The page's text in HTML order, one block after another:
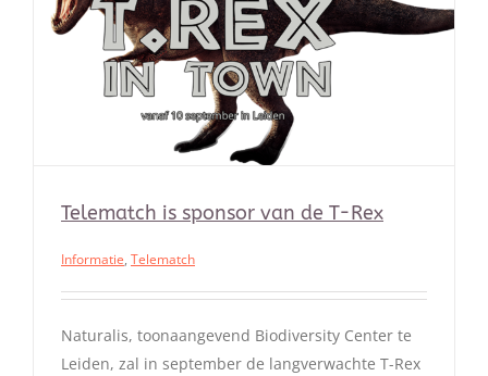
Telematch is sponsor van de T-Rex
Informatie, Telematch
Naturalis, toonaangevend Biodiversity Center te
Leiden, zal in september de langverwachte T-Rex